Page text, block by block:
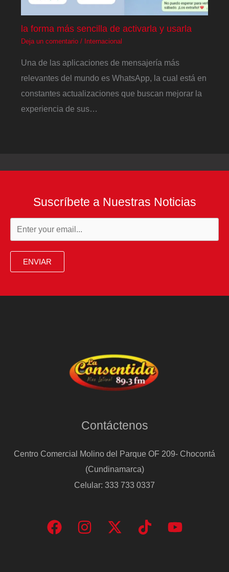
la forma más sencilla de activarla y usarla
Deja un comentario / Internacional
Una de las aplicaciones de mensajería más
relevantes del mundo es WhatsApp, la cual está en
constantes actualizaciones que buscan mejorar la
experiencia de sus…
Suscríbete a Nuestras Noticias
ENVIAR
Contáctenos
Centro Comercial Molino del Parque OF 209- Chocontá
(Cundinamarca)
Celular: 333 733 0337